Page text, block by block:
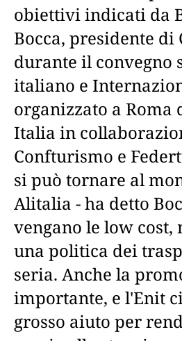
obiettivi indicati da
Bocca, presidente di
durante il convegno
italiano e
organizzato a Roma
Italia in
Confturismo e
si può tornare al
Alitalia - ha detto
vengano le low cost,
una politica dei
seria. Anche la
importante, e l'Enit
grosso aiuto per